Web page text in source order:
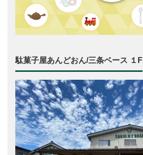
駄菓子屋あんどおん/三条ベース １F